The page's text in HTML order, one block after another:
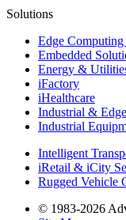
Solutions
Edge
Embedded
Energy &
iFactory
iHealthcare
Industrial &
Industrial
Intelligent
iRetail & iCity
Rugged Vehicle
© 1983-2026